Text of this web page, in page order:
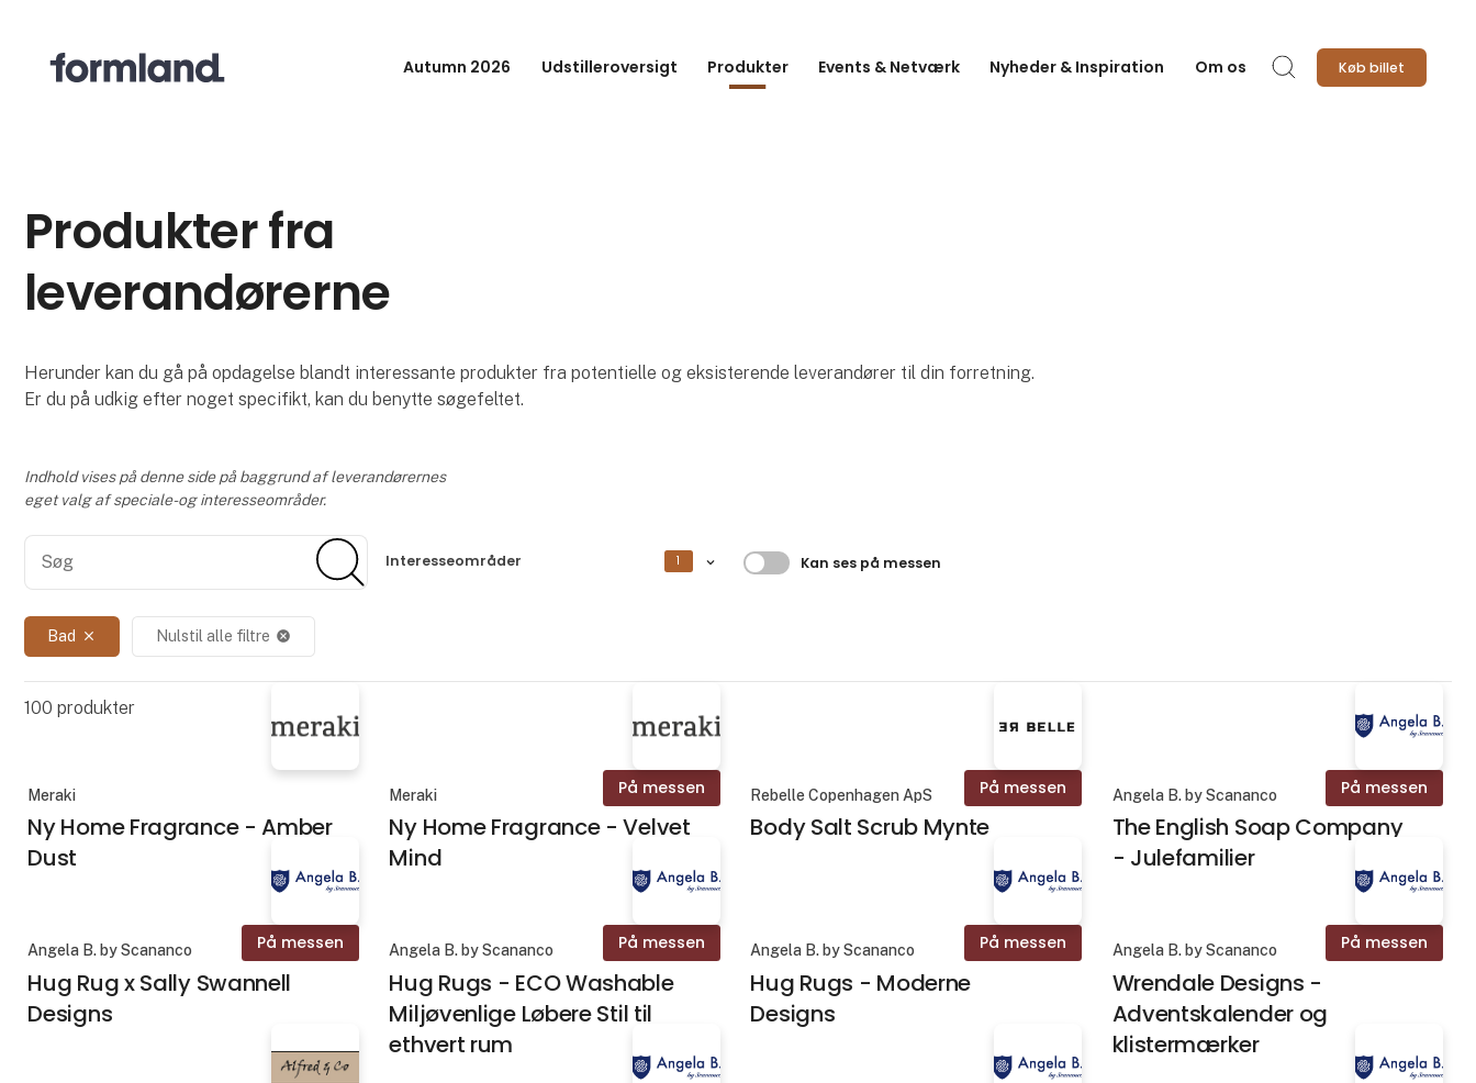
Autumn 2026 Udstilleroversigt Produkter Events & Netværk Nyheder & Inspiration Om os Søg Køb billet
Produkter fra
leverandørerne
Herunder kan du gå på opdagelse blandt interessante produkter fra potentielle og eksisterende leverandører til din forretning.
Er du på udkig efter noget specifikt, kan du benytte søgefeltet.
Indhold vises på denne side på baggrund af leverandørernes
eget valg af speciale- og interesseområder.
Søg
Interesseområder 1 Filtrer resultater
Kan ses på messen
Bad close Nulstil alle filtre cancel
100 produkter
Meraki
Ny Home Fragrance - Amber
Dust
På messen
Meraki
Ny Home Fragrance - Velvet
Mind
På messen
Rebelle Copenhagen ApS
Body Salt Scrub Mynte
På messen
Angela B. by Scananco
The English Soap Company
- Julefamilier
På messen
Angela B. by Scananco
Hug Rug x Sally Swannell
Designs
På messen
Angela B. by Scananco
Hug Rugs - ECO Washable
Miljøvenlige Løbere Stil til
ethvert rum
På messen
Angela B. by Scananco
Hug Rugs - Moderne
Designs
På messen
Angela B. by Scananco
Wrendale Designs -
Adventskalender og
klistermærker